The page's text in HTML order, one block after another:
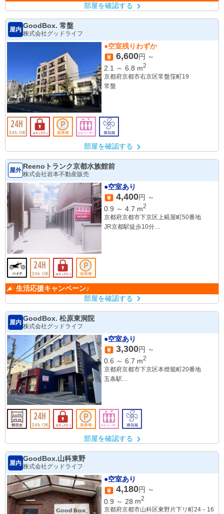
部屋を確認する
屋内
GoodBox. 常盤
株式会社グッドライフ
●空室残りわずか
6,600円 ～
2.1
～ 6.8 m2
京都府京都市右京区常盤窪町19
常盤
部屋を確認する
屋外 Reenoトランク京都水族館前
株式会社岩本不動産販売
●空室あり
4,400円 ～
0.9 ～ 4.7 m2
京都府京都市下京区上糀屋町50番地
JR京都駅徒歩10分
生活応援キャンペーン♪
部屋を確認する
屋内
GoodBox. 松原東洞院
株式会社グッドライフ
●空室あり
3,300円 ～
0.6 ～ 6.7 m2
京都府京都市下京区本燈籠町20番地
五条駅
部屋を確認する
屋内
GoodBox.山科東野
株式会社グッドライフ
●空室あり
4,180円 ～
0.9 ～ 28 m2
京都府京都市山科区東野片下リ町24－16